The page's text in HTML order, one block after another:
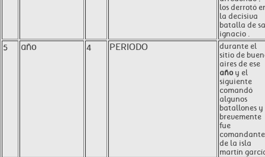
los derrotó
la decisiva
batalla de
ignacio .
5 año 4 PERIODO
durante el
sitio de
aires de ese
añoy el
siguiente
comandó
algunos
batallones y
brevemente
fue
comandante
de la isla
martín